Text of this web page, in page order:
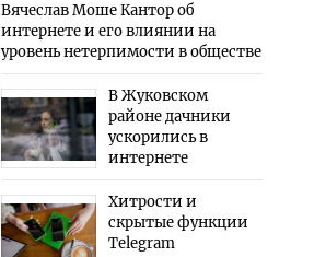
Вячеслав Моше Кантор об
интернете и его влиянии на
уровень нетерпимости в обществе
В Жуковском
районе дачники
ускорились в
интернете
Хитрости и
скрытые функции
Telegram